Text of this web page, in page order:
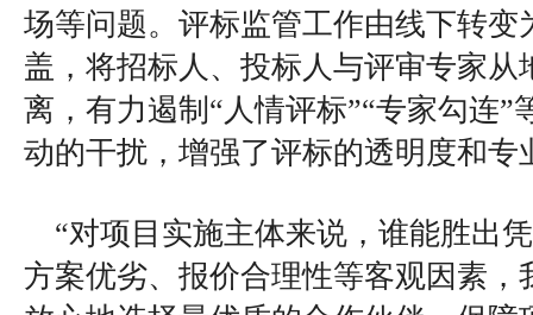
场等问题。评标监管工作由线下转变
盖，将招标人、投标人与评审专家从
离，有力遏制“人情评标”“专家勾连”
动的干扰，增强了评标的透明度和专
“对项目实施主体来说，谁能胜出
方案优劣、报价合理性等客观因素，